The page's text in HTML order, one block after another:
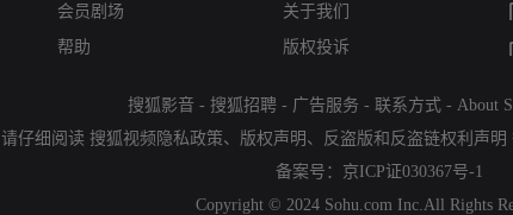
会员剧场
帮助
关于我们
版权投诉
搜狐影音 - 搜狐招聘 - 广告服务 - 联系方式 - About
请仔细阅读 搜狐视频隐私政策、 版权声明 、 反盗版和反盗链权利声明
备案号： 京ICP证030367号-1
Copyright © 2024 Sohu.com Inc.All Rights